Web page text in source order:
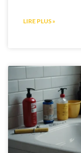
LIRE PLUS »